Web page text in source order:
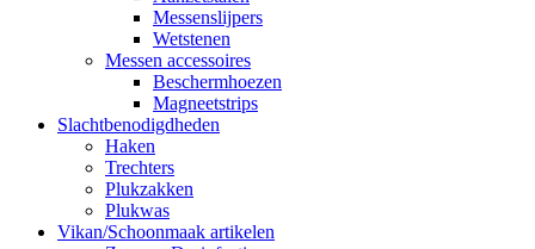
Messenslijpers
Wetstenen
Messen accessoires
Beschermhoezen
Magneetstrips
Slachtbenodigdheden
Haken
Trechters
Plukzakken
Plukwas
Vikan/Schoonmaak artikelen